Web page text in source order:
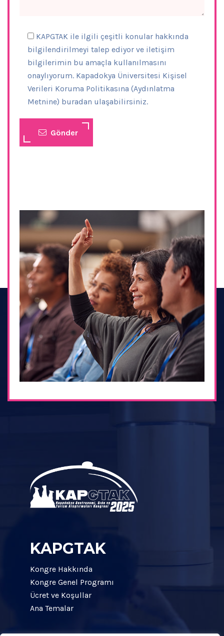
KAPGTAK ile ilgili çeşitli konular hakkında
bilgilendirilmeyi talep ediyor ve iletişim
bilgilerimin bu amaçla kullanılmasını
onaylıyorum. Kapadokya Üniversitesi Kişisel
Verileri Koruma Politikasına (Aydınlatma
Metnine) buradan ulaşabilirsiniz.
Gönder
KAPGTAK
Kongre Hakkında
Kongre Genel Programı
Ücret ve Koşullar
Ana Temalar